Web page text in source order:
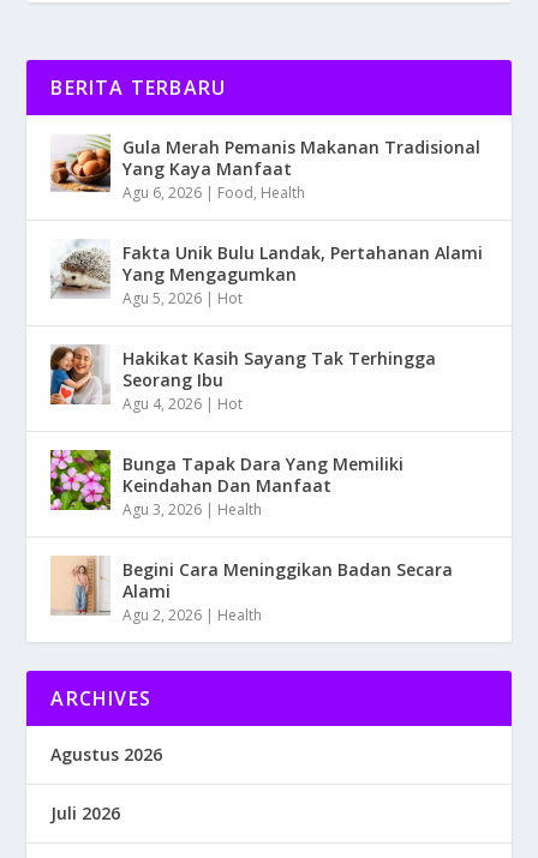
BERITA TERBARU
Gula Merah Pemanis Makanan Tradisional
Yang Kaya Manfaat
Agu 6, 2026 | Food, Health
Fakta Unik Bulu Landak, Pertahanan Alami
Yang Mengagumkan
Agu 5, 2026 | Hot
Hakikat Kasih Sayang Tak Terhingga
Seorang Ibu
Agu 4, 2026 | Hot
Bunga Tapak Dara Yang Memiliki
Keindahan Dan Manfaat
Agu 3, 2026 | Health
Begini Cara Meninggikan Badan Secara
Alami
Agu 2, 2026 | Health
ARCHIVES
Agustus 2026
Juli 2026